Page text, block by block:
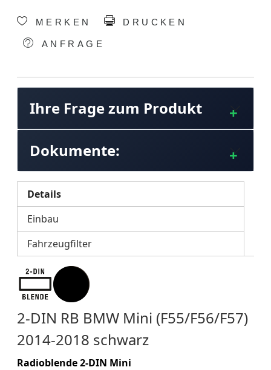
MERKEN DRUCKEN
ANFRAGE
Ihre Frage zum Produkt
Dokumente:
Details
Einbau
Fahrzeugfilter
2-DIN RB BMW Mini (F55/F56/F57)
2014-2018 schwarz
Radioblende 2-DIN Mini